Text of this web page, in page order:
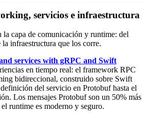
servicios e infraestructura
la capa de comunicación y runtime: del
infraestructura que los corre.
services with gRPC and Swift
en tiempo real: el framework RPC
bidireccional, construido sobre Swift
del servicio en Protobufhasta el
Los mensajes Protobuf son un 50% más
runtime es moderno y seguro.